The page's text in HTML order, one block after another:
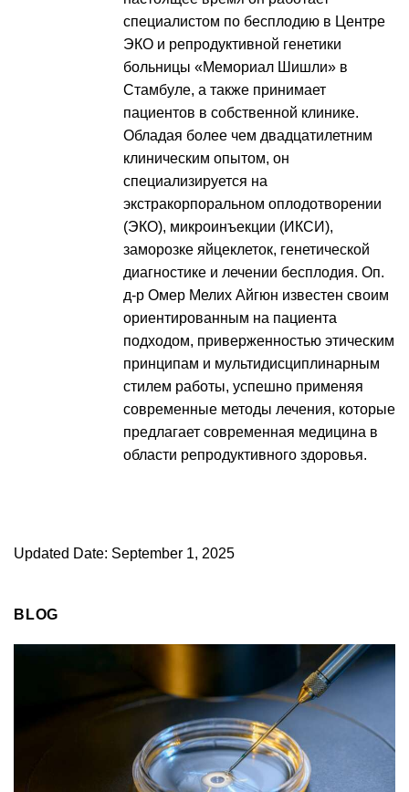
специалистом по бесплодию в Центре
ЭКО и репродуктивной генетики
больницы «Мемориал Шишли» в
Стамбуле, а также принимает
пациентов в собственной клинике.
Обладая более чем двадцатилетним
клиническим опытом, он
специализируется на
экстракорпоральном оплодотворении
(ЭКО), микроинъекции (ИКСИ),
заморозке яйцеклеток, генетической
диагностике и лечении бесплодия. Оп.
д-р Омер Мелих Айгюн известен своим
ориентированным на пациента
подходом, приверженностью этическим
принципам и мультидисциплинарным
стилем работы, успешно применяя
современные методы лечения, которые
предлагает современная медицина в
области репродуктивного здоровья.
Updated Date: September 1, 2025
BLOG